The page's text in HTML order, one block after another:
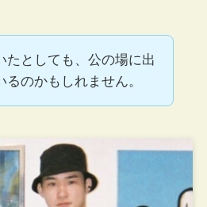
たとしても、公の場に出
のかもしれません。